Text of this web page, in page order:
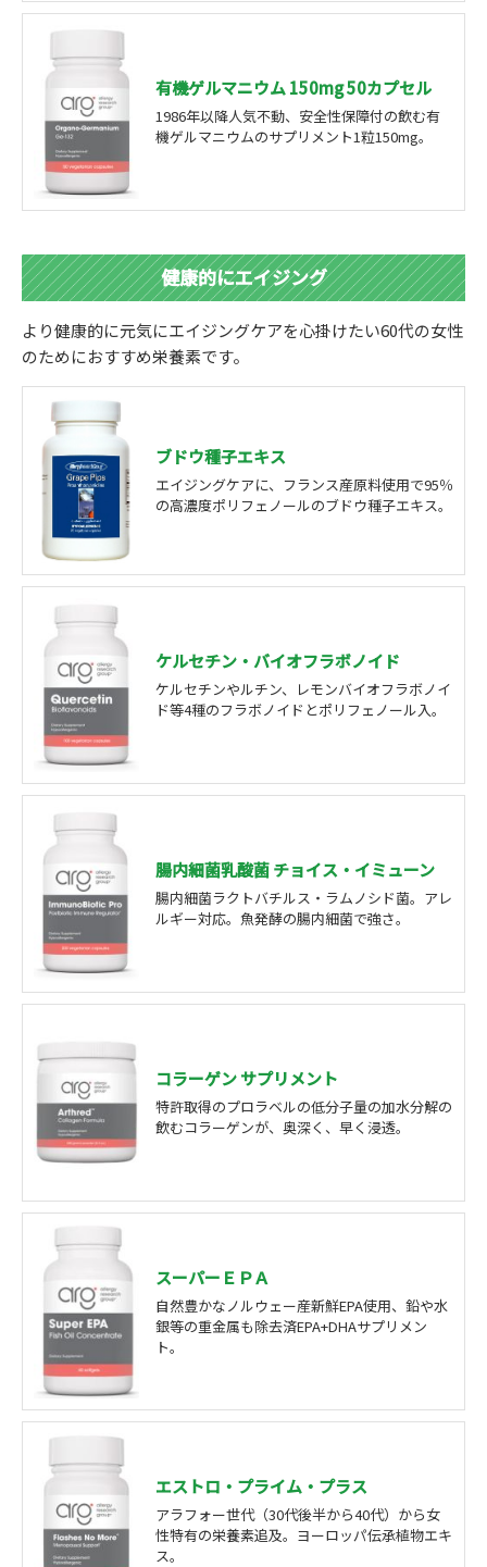
有機ゲルマニウム 150mg 50カプセル
1986年以降人気不動、安全性保障付の飲む有
機ゲルマニウムのサプリメント1粒150mg。
健康的にエイジング
より健康的に元気にエイジングケアを心掛けたい60代の女性
のためにおすすめ栄養素です。
ブドウ種子エキス
エイジングケアに、フランス産原料使用で95％
の高濃度ポリフェノールのブドウ種子エキス。
ケルセチン・バイオフラボノイド
ケルセチンやルチン、レモンバイオフラボノイ
ド等4種のフラボノイドとポリフェノール入。
腸内細菌乳酸菌 チョイス・イミューン
腸内細菌ラクトバチルス・ラムノシド菌。アレ
ルギー対応。魚発酵の腸内細菌で強さ。
コラーゲン サプリメント
特許取得のプロラベルの低分子量の加水分解の
飲むコラーゲンが、奥深く、早く浸透。
スーパーＥＰＡ
自然豊かなノルウェー産新鮮EPA使用、鉛や水
銀等の重金属も除去済EPA+DHAサプリメン
ト。
エストロ・プライム・プラス
アラフォー世代（30代後半から40代）から女
性特有の栄養素追及。ヨーロッパ伝承植物エキ
ス。